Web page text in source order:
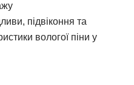
підвіконня та
вологої піни у